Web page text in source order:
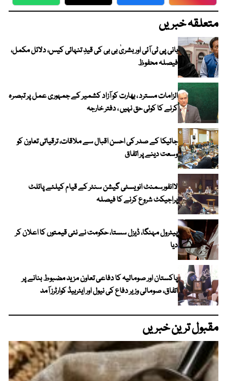
WhatsApp Twitter Facebook
متعلقہ خبریں
بانی پی ٹی آئی اور بشریٰ بی بی کی قیدِ تنہائی کیس، دلائل مکمل،
فیصلہ محفوظ
الزامات مسترد ، بھارت کو آزاد کشمیر کے جمہوری عمل پر تبصرہ
کرنے کا کوئی حق نہیں ، دفتر خارجہ
جائیکا کے صدر کی احسن اقبال سے ملاقات، ترقیاتی تعاون کو
وسعت دینے پر اتفاق
لاانفورسمنٹ انویسٹی گیشن سنٹر کے قیام کیلئے پائلٹ
پراجیکٹ شروع کرنے کا فیصلہ
پیٹرول مہنگا، ڈیزل سستا، حکومت نے نئی قیمتوں کا اعلان کر
دیا
پاکستان اور صومالیہ کا دفاعی تعاون مزید مضبوط بنانے پر
اتفاق، صومالی وزیر دفاع کی نیول اور ایئرہیڈ کوارٹرز آمد
مقبول ترین خبریں